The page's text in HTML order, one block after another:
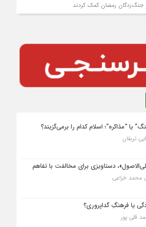
جنگ‌زدگان رمضان کمک کردند
یا “مذاکره”؛ اسلام کدام را برمی‌گزیند؟
تربقان
دستاویزی برای مخالفت با تفاهم
محمد خزاعی
یا فرهنگِ گداپروری؟
قلی پور